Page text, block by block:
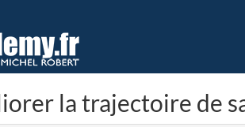
la trajectoire de